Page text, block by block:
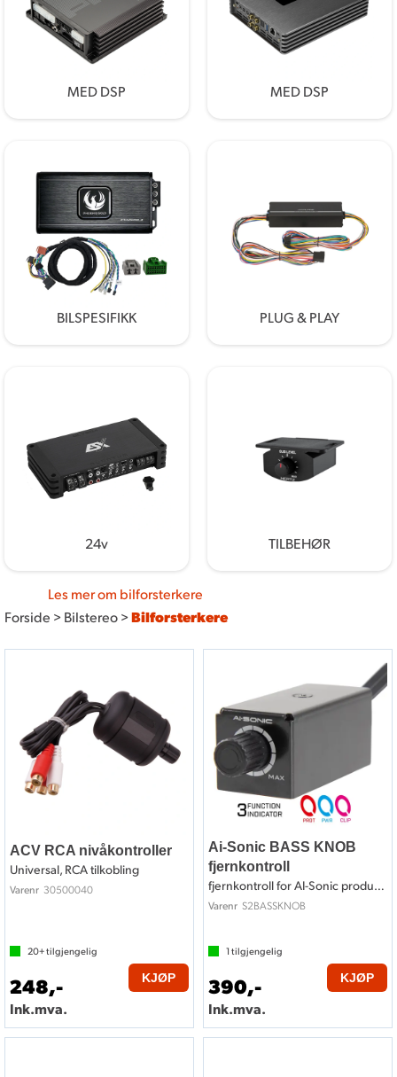
MED DSP MED DSP
BILSPESIFIKK PLUG & PLAY
24v TILBEHØR
Gi full guffe og velg en bilforsterker fra Bilradiospesialisten!
ytelse på høyttalere eller subwoofere. Nettbutikken er
spekket med gode tilbud på bilforsterkere i alle varianter.
Sorter utvalget etter kanaler og andre egenskaper i
menyen under.
Les mer om bilforsterkere
Forside>Bilstereo>Bilforsterkere
ACV RCA nivåkontroller
Universal, RCA tilkobling
Varenr 30500040
20+tilgjengelig
248,-
Ink.mva.
KJØP
Ai-Sonic BASS KNOB
fjernkontroll
fjernkontroll for AI-Sonic produkter
Varenr S2BASSKNOB
1 tilgjengelig
390,-
Ink.mva.
KJØP